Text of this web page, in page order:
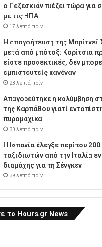
ο Πεζεσκιάν πιέζει τώρα για
με τις ΗΠΑ
17 λεπτά πρίν
Η απογοήτευση της Μπρίτνεϊ
μετά από μπότοξ: Κορίτσια
είστε προσεκτικές, δεν
εμπιστευτείς κανέναν
28 λεπτά πρίν
Απαγορεύτηκε η κολύμβηση
της Καρπάθου γιατί
πυρομαχικά
30 λεπτά πρίν
Η Ισπανία έλεγξε περίπου 200
ταξιδιωτών από την Ιταλία
διαμάχης για τη Σένγκεν
39 λεπτά πρίν
το Hours.gr News